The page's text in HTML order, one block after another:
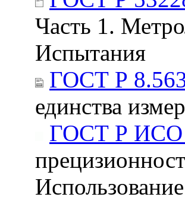
Часть 1.
Испытания
ГОСТ Р
единства
ГОСТ Р ИСО